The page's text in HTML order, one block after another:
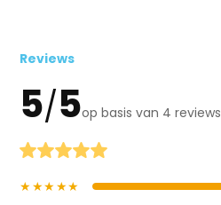
Reviews
5/5op basis van 4 reviews
★★★★★